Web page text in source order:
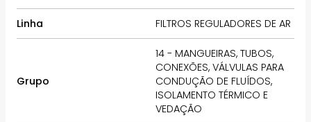
Linha FILTROS REGULADORES DE AR
Grupo
14 - MANGUEIRAS, TUBOS,
CONEXÕES, VÁLVULAS PARA
CONDUÇÃO DE FLUÍDOS,
ISOLAMENTO TÉRMICO E
VEDAÇÃO